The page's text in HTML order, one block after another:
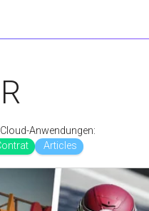
Anwendungen:
Articles